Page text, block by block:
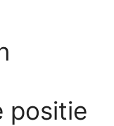
positie